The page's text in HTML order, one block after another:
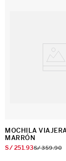
MOCHILA
MARRÓN
S/ 251.93S/359.90